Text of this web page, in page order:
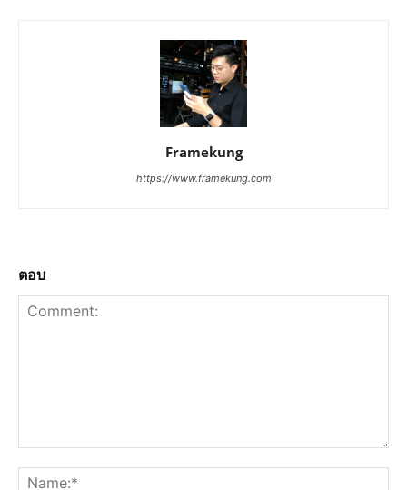
Framekung
https://www.framekung.com
ตอบ